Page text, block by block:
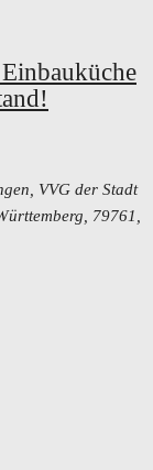
VVG der Stadt
79761,